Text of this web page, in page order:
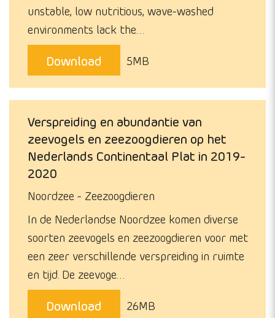
unstable, low nutritious, wave-washed
environments lack the…
Download 5MB
Verspreiding en abundantie van
zeevogels en zeezoogdieren op het
Nederlands Continentaal Plat in 2019-
2020
Noordzee
Zeezoogdieren
In de Nederlandse Noordzee komen diverse
soorten zeevogels en zeezoogdieren voor met
een zeer verschillende verspreiding in ruimte
en tijd. De zeevoge…
Download 26MB